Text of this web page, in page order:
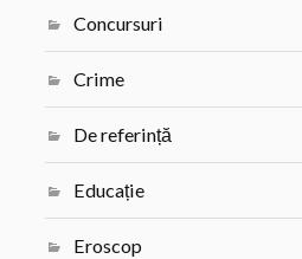
Concursuri
Crime
De referință
Educație
Eroscop